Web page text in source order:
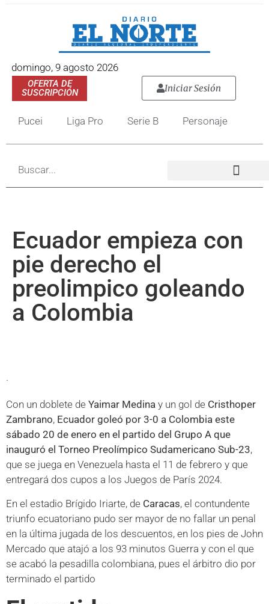
domingo, 9 agosto 2026
OFERTA DE
SUSCRIPCIÓN
Iniciar Sesión
Pucei Liga Pro Serie B Personaje
Ecuador empieza con
pie derecho el
preolimpico goleando
a Colombia
.
Con un doblete de Yaimar Medina y un gol de Cristhoper
Zambrano, Ecuador goleó por 3-0 a Colombia este
sábado 20 de enero en el partido del Grupo A que
inauguró el Torneo Preolímpico Sudamericano Sub-23,
que se juega en Venezuela hasta el 11 de febrero y que
entregará dos cupos a los Juegos de París 2024.
En el estadio Brígido Iriarte, de Caracas, el contundente
triunfo ecuatoriano pudo ser mayor de no fallar un penal
en la última jugada de los descuentos, en los pies de John
Mercado que atajó a los 93 minutos Guerra y con el que
se acabó la pesadilla colombiana, pues el árbitro dio por
terminado el partido